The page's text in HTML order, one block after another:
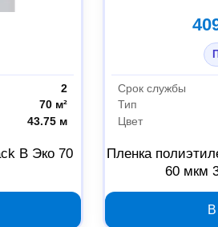
2
70 м²
43.75 м
В Эко 70
Срок службы
Тип
Цвет
Пленка
60 мкм
В